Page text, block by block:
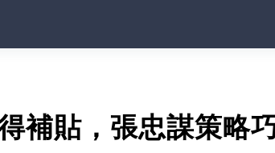
補貼，張忠謀策略